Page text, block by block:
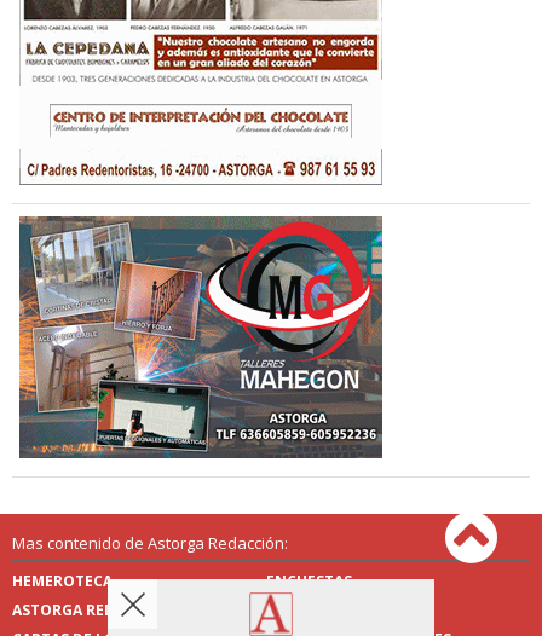
Mas contenido de Astorga Redacción:
HEMEROTECA
ENCUESTAS
ASTORGA REDACCIÓN
PUBLICIDAD